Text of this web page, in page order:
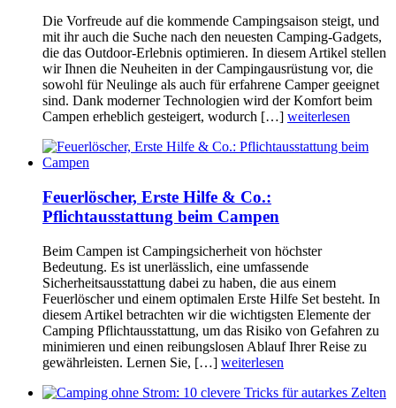
Die Vorfreude auf die kommende Campingsaison steigt, und
mit ihr auch die Suche nach den neuesten Camping-Gadgets,
die das Outdoor-Erlebnis optimieren. In diesem Artikel stellen
wir Ihnen die Neuheiten in der Campingausrüstung vor, die
sowohl für Neulinge als auch für erfahrene Camper geeignet
sind. Dank moderner Technologien wird der Komfort beim
Campen erheblich gesteigert, wodurch […] weiterlesen
Feuerlöscher, Erste Hilfe & Co.:
Pflichtausstattung beim Campen
Beim Campen ist Campingsicherheit von höchster
Bedeutung. Es ist unerlässlich, eine umfassende
Sicherheitsausstattung dabei zu haben, die aus einem
Feuerlöscher und einem optimalen Erste Hilfe Set besteht. In
diesem Artikel betrachten wir die wichtigsten Elemente der
Camping Pflichtausstattung, um das Risiko von Gefahren zu
minimieren und einen reibungslosen Ablauf Ihrer Reise zu
gewährleisten. Lernen Sie, […] weiterlesen